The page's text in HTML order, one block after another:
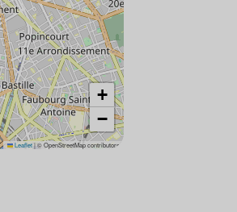
+
−
Leaflet |© OpenStreetMap contributors